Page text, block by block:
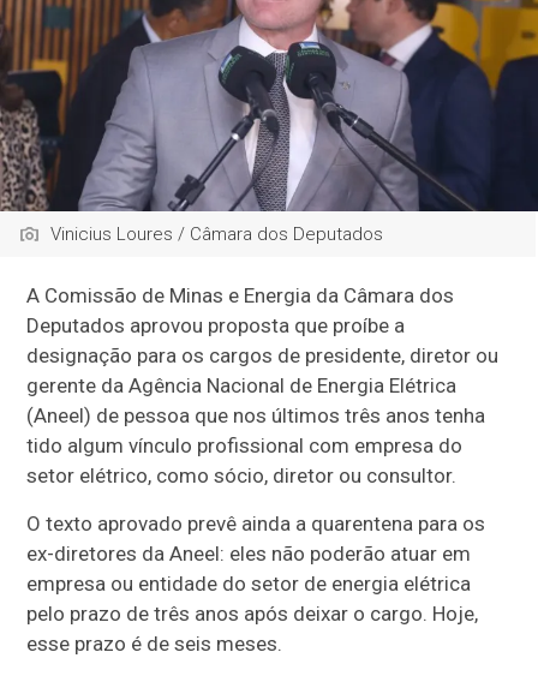
Vinicius Loures / Câmara dos Deputados
A Comissão de Minas e Energia da Câmara dos
Deputados aprovou proposta que proíbe a
designação para os cargos de presidente, diretor ou
gerente da Agência Nacional de Energia Elétrica
(Aneel) de pessoa que nos últimos três anos tenha
tido algum vínculo profissional com empresa do
setor elétrico, como sócio, diretor ou consultor.
O texto aprovado prevê ainda a quarentena para os
ex-diretores da Aneel: eles não poderão atuar em
empresa ou entidade do setor de energia elétrica
pelo prazo de três anos após deixar o cargo. Hoje,
esse prazo é de seis meses.